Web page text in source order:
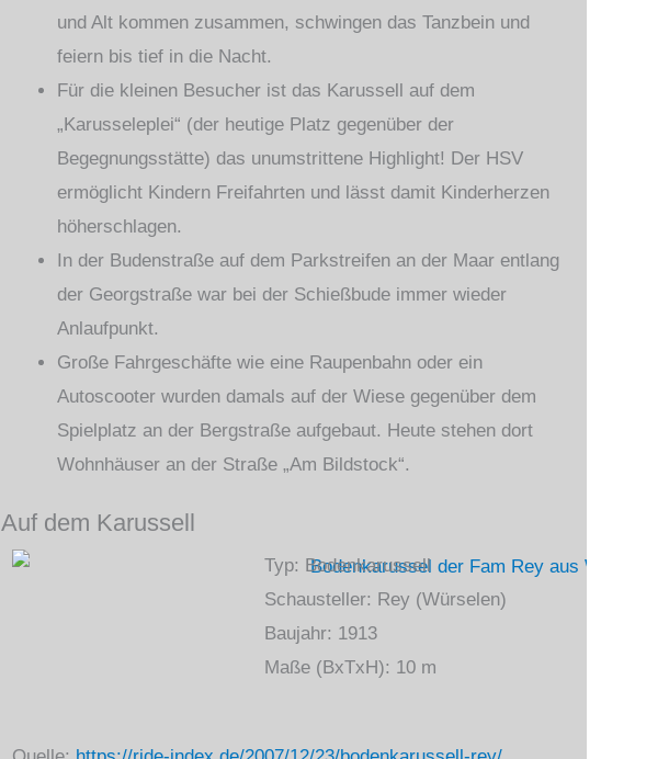
und Alt kommen zusammen, schwingen das Tanzbein und
feiern bis tief in die Nacht.
Für die kleinen Besucher ist das Karussell auf dem
„Karusseleplei“ (der heutige Platz gegenüber der
Begegnungsstätte) das unumstrittene Highlight! Der HSV
ermöglicht Kindern Freifahrten und lässt damit Kinderherzen
höherschlagen.
In der Budenstraße auf dem Parkstreifen an der Maar entlang
der Georgstraße war bei der Schießbude immer wieder
Anlaufpunkt.
Große Fahrgeschäfte wie eine Raupenbahn oder ein
Autoscooter wurden damals auf der Wiese gegenüber dem
Spielplatz an der Bergstraße aufgebaut. Heute stehen dort
Wohnhäuser an der Straße „Am Bildstock“.
Auf dem Karussell
Typ: Bodenkarussell
Schausteller: Rey (Würselen)
Baujahr: 1913
Maße (BxTxH): 10 m